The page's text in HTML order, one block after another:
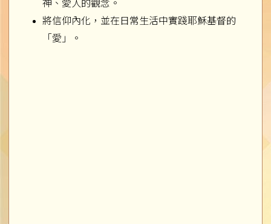
神、愛人的觀念。
將信仰內化，並在日常生活中實踐耶穌基督的
「愛」。